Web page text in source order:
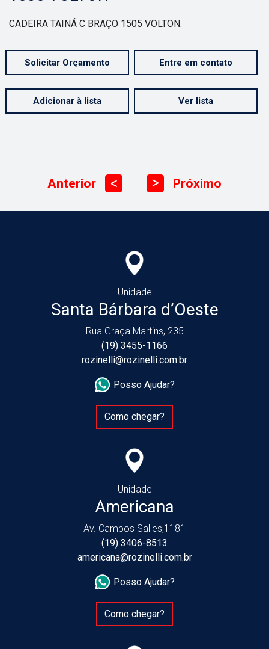
CADEIRA TAINÁ C BRAÇO 1505 VOLTON.
Solicitar Orçamento Entre em contato
Adicionar à lista Ver lista
Anterior ᐳ ᐳ Próximo
Unidade
Santa Bárbara d’Oeste
Rua Graça Martins, 235
(19) 3455-1166
rozinelli@rozinelli.com.br
Posso Ajudar?
Como chegar?
Unidade
Americana
Av. Campos Salles,1181
(19) 3406-8513
americana@rozinelli.com.br
Posso Ajudar?
Como chegar?